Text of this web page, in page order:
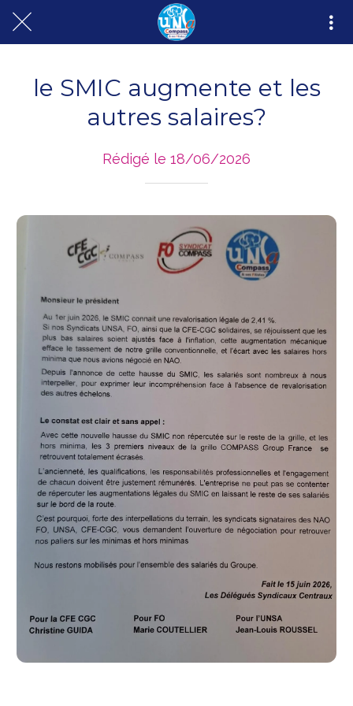
le SMIC augmente et les
autres salaires?
Rédigé le 18/06/2026